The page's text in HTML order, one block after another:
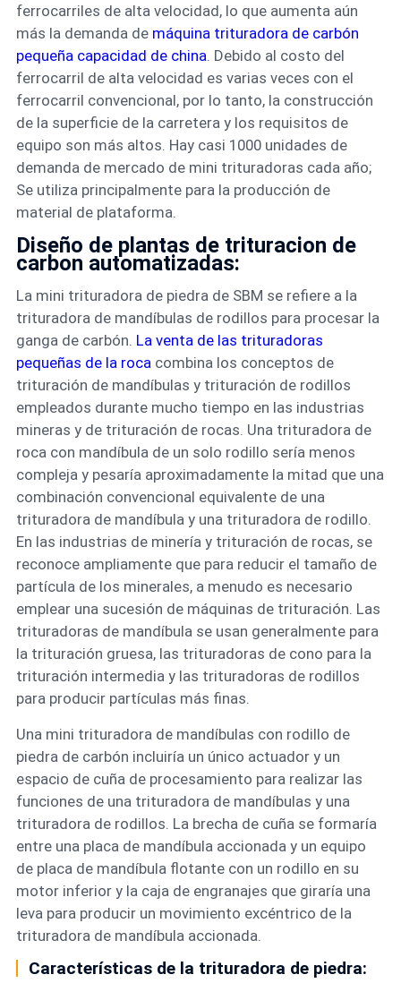
ferrocarriles de alta velocidad, lo que aumenta aún
más la demanda demáquina trituradora de carbón
pequeña capacidad de china . Debido al costo del
ferrocarril de alta velocidad es varias veces con el
ferrocarril convencional, por lo tanto, la construcción
de la superficie de la carretera y los requisitos de
equipo son más altos. Hay casi 1000 unidades de
demanda de mercado de mini trituradoras cada año;
Se utiliza principalmente para la producción de
material de plataforma.
Diseño de plantas de trituracion de
carbon automatizadas:
La mini trituradora de piedra de SBM se refiere a la
trituradora de mandíbulas de rodillos para procesar la
ganga de carbón. La venta de las trituradoras
pequeñas de la rocacombina los conceptos de
trituración de mandíbulas y trituración de rodillos
empleados durante mucho tiempo en las industrias
mineras y de trituración de rocas. Una trituradora de
roca con mandíbula de un solo rodillo sería menos
compleja y pesaría aproximadamente la mitad que una
combinación convencional equivalente de una
trituradora de mandíbula y una trituradora de rodillo.
En las industrias de minería y trituración de rocas, se
reconoce ampliamente que para reducir el tamaño de
partícula de los minerales, a menudo es necesario
emplear una sucesión de máquinas de trituración. Las
trituradoras de mandíbula se usan generalmente para
la trituración gruesa, las trituradoras de cono para la
trituración intermedia y las trituradoras de rodillos
para producir partículas más finas.
Una mini trituradora de mandíbulas con rodillo de
piedra de carbón incluiría un único actuador y un
espacio de cuña de procesamiento para realizar las
funciones de una trituradora de mandíbulas y una
trituradora de rodillos. La brecha de cuña se formaría
entre una placa de mandíbula accionada y un equipo
de placa de mandíbula flotante con un rodillo en su
motor inferior y la caja de engranajes que giraría una
leva para producir un movimiento excéntrico de la
trituradora de mandíbula accionada.
Características de la trituradora de piedra: